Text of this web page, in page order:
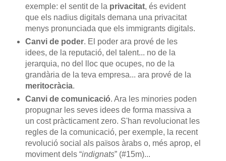
exemple: el sentit de la privacitat, és evident
que els nadius digitals demana una privacitat
menys pronunciada que els immigrants digitals.
Canvi de poder. El poder ara prové de les
idees, de la reputació, del talent... no de la
jerarquia, no del lloc que ocupes, no de la
grandària de la teva empresa... ara prové de la
meritocràcia.
Canvi de comunicació. Ara les minories poden
propugnar les seves idees de forma massiva a
un cost pràcticament zero. S'han revolucionat les
regles de la comunicació, per exemple, la recent
revolució social als països àrabs o, més aprop, el
moviment dels “indignats” (#15m)...